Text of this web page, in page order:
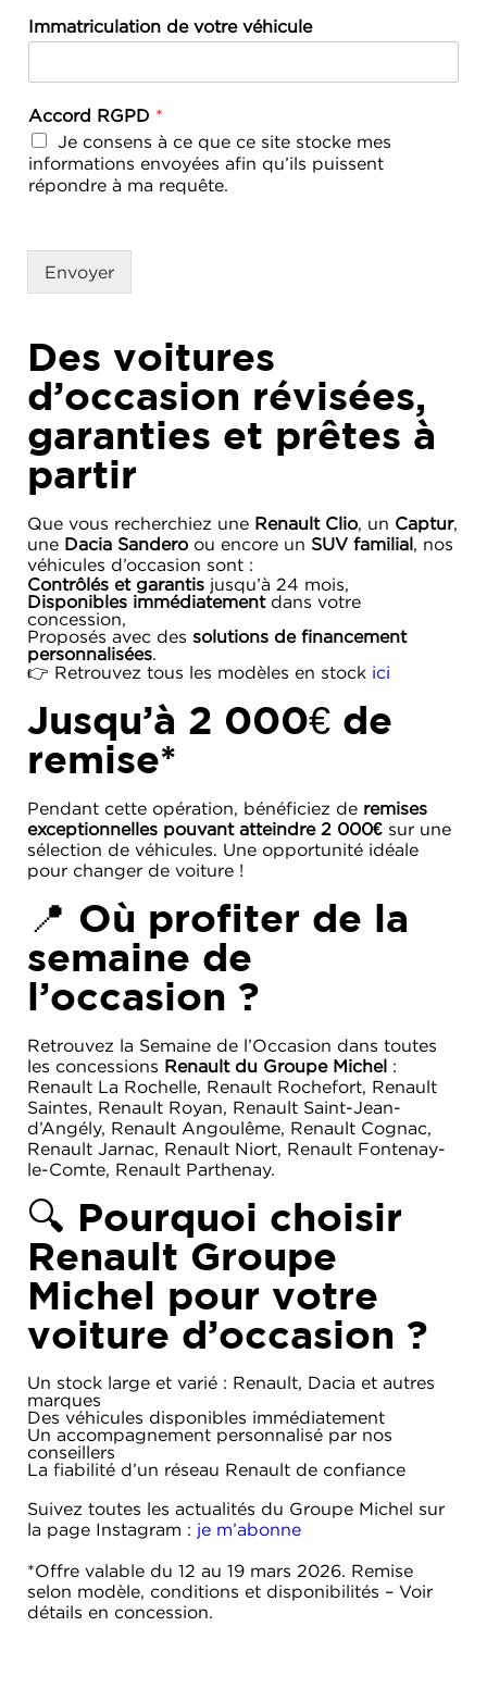
Immatriculation de votre véhicule
Accord RGPD *
Je consens à ce que ce site stocke mes
informations envoyées afin qu’ils puissent
répondre à ma requête.
Envoyer
Des voitures
d’occasion révisées,
garanties et prêtes à
partir
Que vous recherchiez une Renault Clio, un Captur,
une Dacia Sandero ou encore un SUV familial, nos
véhicules d’occasion sont :
Contrôlés et garantis jusqu’à 24 mois,
Disponibles immédiatementdans votre
concession,
Proposés avec des solutions de financement
personnalisées.
👉 Retrouvez tous les modèles en stock ici
Jusqu’à 2 000€ de
remise*
Pendant cette opération, bénéficiez de remises
exceptionnelles pouvant atteindre 2 000€ sur une
sélection de véhicules. Une opportunité idéale
pour changer de voiture !
📍 Où profiter de la
semaine de
l’occasion ?
Retrouvez la Semaine de l’Occasion dans toutes
les concessions Renault du Groupe Michel :
Renault La Rochelle, Renault Rochefort, Renault
Saintes, Renault Royan, Renault Saint-Jean-
d’Angély, Renault Angoulême, Renault Cognac,
Renault Jarnac, Renault Niort, Renault Fontenay-
le-Comte, Renault Parthenay.
🔍 Pourquoi choisir
Renault Groupe
Michel pour votre
voiture d’occasion ?
Un stock large et varié : Renault, Dacia et autres
marques
Des véhicules disponibles immédiatement
Un accompagnement personnalisé par nos
conseillers
La fiabilité d’un réseau Renault de confiance
Suivez toutes les actualités du Groupe Michel sur
la page Instagram : je m’abonne
*Offre valable du 12 au 19 mars 2026. Remise
selon modèle, conditions et disponibilités – Voir
détails en concession.